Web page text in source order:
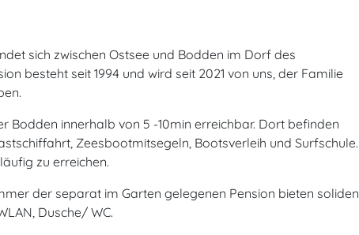
sich zwischen Ostsee und Bodden im Dorf des
besteht seit 1994 und wird seit 2021 von uns, der Familie
Bodden innerhalb von 5 -10min erreichbar. Dort befinden
Zeesbootmitsegeln, Bootsverleih und Surfschule.
zu erreichen.
der separat im Garten gelegenen Pension bieten soliden
Dusche/ WC.